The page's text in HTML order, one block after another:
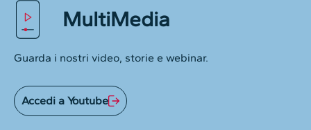
MultiMedia
Guarda i nostri video, storie e webinar.
Accedi a Youtube